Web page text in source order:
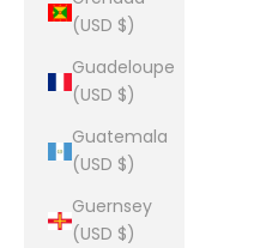
(USD $)
Guadeloupe
(USD $)
Guatemala
(USD $)
Guernsey
(USD $)